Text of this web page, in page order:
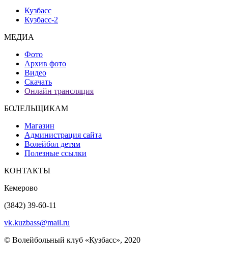
Кузбасс
Кузбасс-2
МЕДИА
Фото
Архив фото
Видео
Скачать
Онлайн трансляция
БОЛЕЛЬЩИКАМ
Магазин
Администрация сайта
Волейбол детям
Полезные ссылки
КОНТАКТЫ
Кемерово
(3842) 39-60-11
vk.kuzbass@mail.ru
© Волейбольный клуб «Кузбасс», 2020